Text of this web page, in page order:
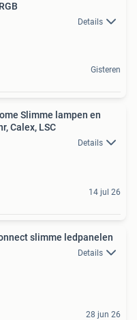
Details
Gisteren
Slimme lampen en
Calex, LSC
Details
14 jul 26
slimme ledpanelen
Details
28 jun 26